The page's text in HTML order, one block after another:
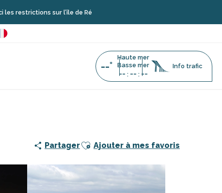
sur l’île de Ré
--°
Haute mer
Basse mer
-- : -- : --
Info trafic
et clocher observatoire de Saint-Martin-de-Ré
PartagerAjouter aux favoris
Ajouter à mes favoris